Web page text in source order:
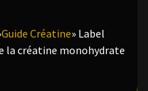
Guide Créatine» Label
la créatine monohydrate